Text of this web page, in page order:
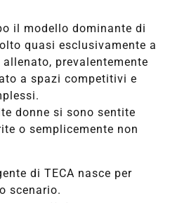
il modello dominante di
quasi esclusivamente a
prevalentemente
a spazi competitivi e
donne si sono sentite
o semplicemente non
di TECA nasce per
scenario.